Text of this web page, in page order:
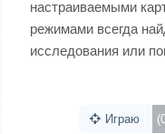
настраиваемыми
режимами всегда
исследования или
Играю